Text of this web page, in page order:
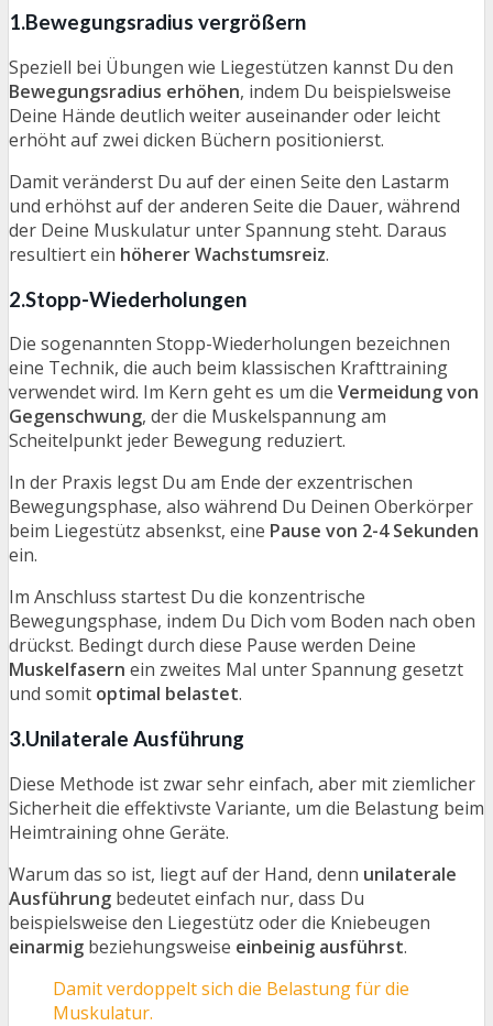
1.Bewegungsradius vergrößern
Speziell bei Übungen wie Liegestützen kannst Du den
Bewegungsradius erhöhen, indem Du beispielsweise
Deine Hände deutlich weiter auseinander oder leicht
erhöht auf zwei dicken Büchern positionierst.
Damit veränderst Du auf der einen Seite den Lastarm
und erhöhst auf der anderen Seite die Dauer, während
der Deine Muskulatur unter Spannung steht. Daraus
resultiert ein höherer Wachstumsreiz.
2.Stopp-Wiederholungen
Die sogenannten Stopp-Wiederholungen bezeichnen
eine Technik, die auch beim klassischen Krafttraining
verwendet wird. Im Kern geht es um die Vermeidung von
Gegenschwung, der die Muskelspannung am
Scheitelpunkt jeder Bewegung reduziert.
In der Praxis legst Du am Ende der exzentrischen
Bewegungsphase, also während Du Deinen Oberkörper
beim Liegestütz absenkst, eine Pause von 2-4 Sekunden
ein.
Im Anschluss startest Du die konzentrische
Bewegungsphase, indem Du Dich vom Boden nach oben
drückst. Bedingt durch diese Pause werden Deine
Muskelfasern ein zweites Mal unter Spannung gesetzt
und somit optimal belastet.
3.Unilaterale Ausführung
Diese Methode ist zwar sehr einfach, aber mit ziemlicher
Sicherheit die effektivste Variante, um die Belastung beim
Heimtraining ohne Geräte.
Warum das so ist, liegt auf der Hand, denn unilaterale
Ausführung bedeutet einfach nur, dass Du
beispielsweise den Liegestütz oder die Kniebeugen
einarmig beziehungsweise einbeinig ausführst.
Damit verdoppelt sich die Belastung für die
Muskulatur.